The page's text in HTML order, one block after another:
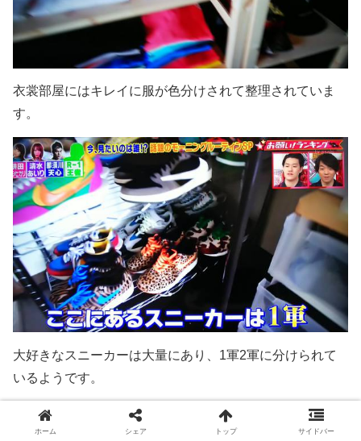
衣裳部屋にはキレイに服が色分けされて整理されていま
す。
大好きなスニーカーは大量にあり、1軍2軍に分けられて
いるようです。
かなり高価なレアスニーカーもあり、
ホーム シェア トップ サイドバー